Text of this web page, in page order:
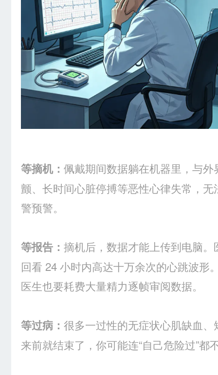
等摘机： 佩戴期间数据躺在机器里，与
颤、长时间心脏停搏等恶性心律失常，
警预警。
等报告： 摘机后，数据才能上传到电脑
回看 24 小时内高达十万余次的心跳波形
医生也要耗费大量精力逐帧审阅数据。
等过病： 很多一过性的无症状心肌缺血
来前就结束了，你可能连“自己危险过”都